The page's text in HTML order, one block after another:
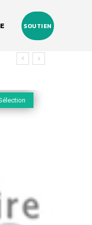
SOUTIEN